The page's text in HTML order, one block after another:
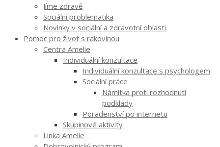
Jíme zdravě
Sociální problematika
Novinky v sociální a zdravotní oblasti
Pomoc pro život s rakovinou
Centra Amelie
Individuální konzultace
Individuální konzultace s psychologem
Sociální práce
Námitka proti rozhodnutí
podklady
Poradenství po internetu
Skupinové aktivity
Linka Amelie